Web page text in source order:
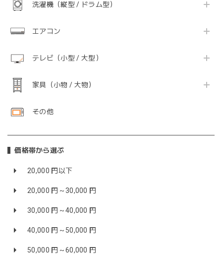
洗濯機（縦型 / ドラム型）
エアコン
テレビ（小型 / 大型）
家具（小物 / 大物）
その他
価格帯から選ぶ
20,000 円以下
20,000 円～30,000 円
30,000 円～40,000 円
40,000 円～50,000 円
50,000 円～60,000 円